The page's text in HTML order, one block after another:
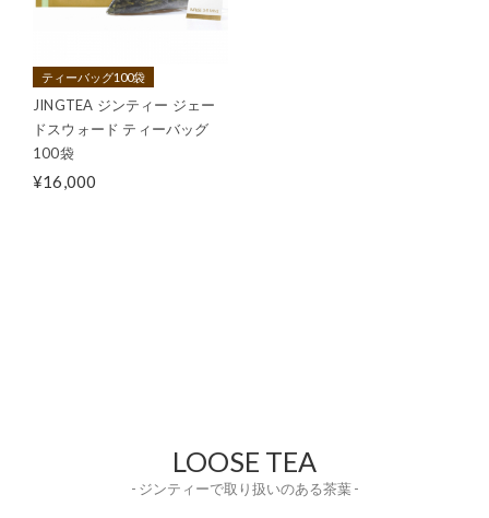
ティーバッグ100袋
JINGTEA ジンティー ジェー
ドスウォード ティーバッグ
100袋
¥16,000
LOOSE TEA
- ジンティーで取り扱いのある茶葉 -